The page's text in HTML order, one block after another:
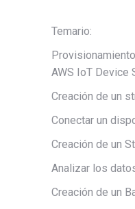
Temario:
AWS IoT Device
Creación de un
Conectar un
Creación de un
Analizar los
Creación de un